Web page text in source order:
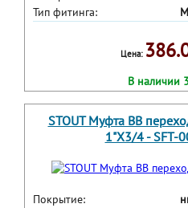
Тип фитинга:
Цена:
В наличии
STOUT Муфта ВВ
1"X3/4 - SFT-
Покрытие: